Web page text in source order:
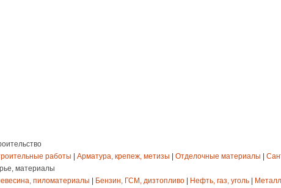
работы
Арматура, крепеж, метизы Отделочные материалы
материалы
пиломатериалы
Бензин, ГСМ, дизтопливо Нефть, газ, уголь